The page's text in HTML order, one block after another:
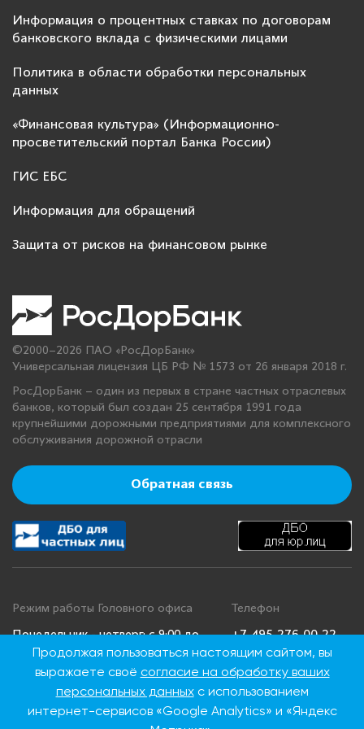
Информация о процентных ставках по договорам
банковского вклада с физическими лицами
Политика в области обработки персональных
данных
«Финансовая культура» (Информационно-
просветительский портал Банка России)
ГИС ЕБС
Информация для обращений
Защита от рисков на финансовом рынке
©2000–2026 ПАО «РосДорБанк»
Универсальная лицензия ЦБ РФ № 1573 от 26 января 2018 г.
РосДорБанк – один из первых в стране частных отраслевых
банков, который был создан 25 сентября 1991 года
крупнейшими дорожными предприятиями для комплексного
обслуживания дорожной отрасли
Обратная связь
Режим работы Головного офиса
Понедельник - четверг: с 9:00 до
18:00
Пятница: с 9:00 до 16:45
Суббота, воскресенье: выходные
дни
Телефон
+7 495 276 00 22
8 800 100 00 22
(Бесплатно по
России)
Продолжая пользоваться настоящим сайтом, вы
выражаете своё согласие на обработку ваших
персональных данныхс использованием
интернет-сервисов «Google Analytics» и «Яндекс